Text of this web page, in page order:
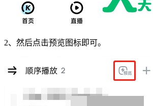
2、然后点击预览图标即可。